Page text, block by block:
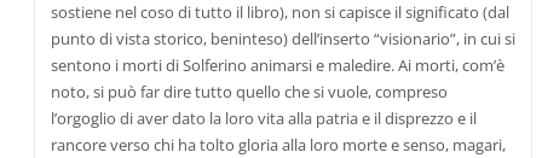
sostiene nel coso di tutto il libro), non si capisce il significato (dal
punto di vista storico, beninteso) dell’inserto “visionario”, in cui si
sentono i morti di Solferino animarsi e maledire. Ai morti, com’è
noto, si può far dire tutto quello che si vuole, compreso
l’orgoglio di aver dato la loro vita alla patria e il disprezzo e il
rancore verso chi ha tolto gloria alla loro morte e senso, magari,